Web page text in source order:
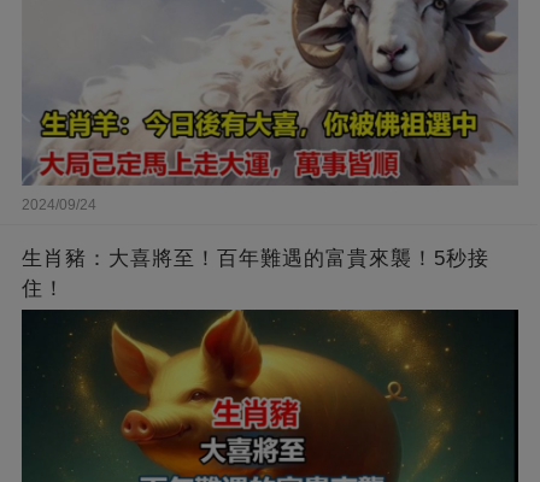
2024/09/24
生肖豬：大喜將至！百年難遇的富貴來襲！5秒接
住！